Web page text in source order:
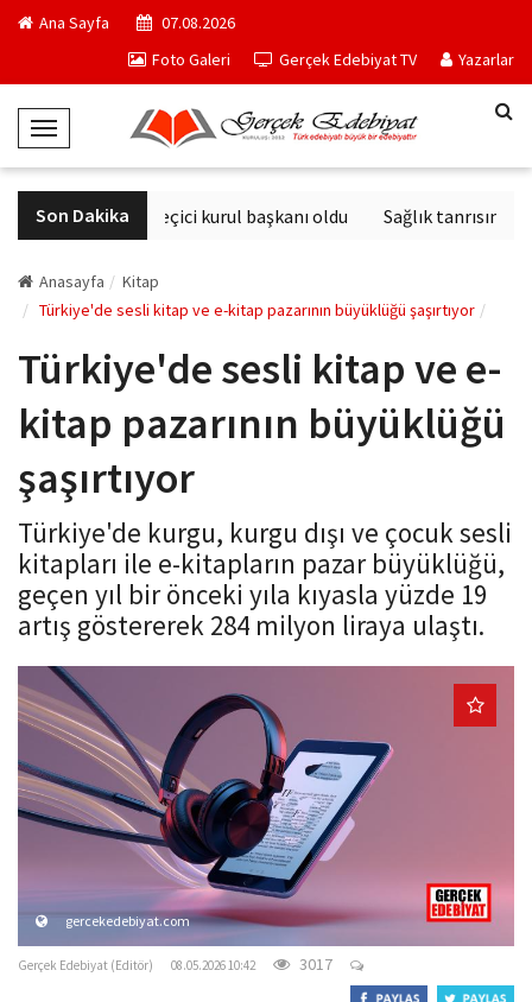
Ana Sayfa
07.08.2026
Foto Galeri
Gerçek Edebiyat TV Yazarlar
T
o
g
g
e
N
v
g
t
i
o
n
Son Dakika
Derviş Zaim seçici kurul başkanı oldu Sağlık tanrısının
Anasayfa
Kitap
Türkiye'de sesli kitap ve e-kitap pazarının büyüklüğü şaşırtıyor
Türkiye'de sesli kitap ve e-
kitap pazarının büyüklüğü
şaşırtıyor
Türkiye'de kurgu, kurgu dışı ve çocuk sesli
kitapları ile e-kitapların pazar büyüklüğü,
geçen yıl bir önceki yıla kıyasla yüzde 19
artış göstererek 284 milyon liraya ulaştı.
gercekedebiyat.com
Gerçek Edebiyat (Editör) 08.05.2026 10:42 3017